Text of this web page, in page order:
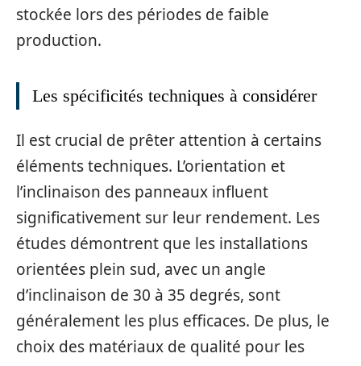
stockée lors des périodes de faible
production.
Les spécificités techniques à considérer
Il est crucial de prêter attention à certains
éléments techniques. L’orientation et
l’inclinaison des panneaux influent
significativement sur leur rendement. Les
études démontrent que les installations
orientées plein sud, avec un angle
d’inclinaison de 30 à 35 degrés, sont
généralement les plus efficaces. De plus, le
choix des matériaux de qualité pour les